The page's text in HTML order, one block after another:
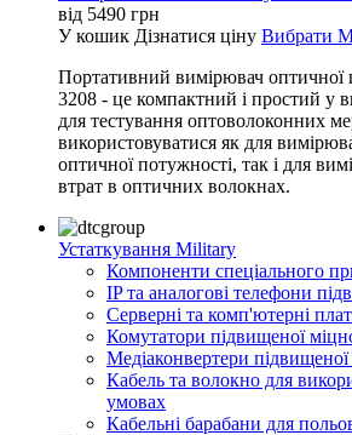
від 5490 грн
У кошик Дізнатися ціну Вибрати
Портативний вимірювач оптичної
3208 - це компактний і простий у
для тестування оптоволоконних
використовуватися як для
оптичної потужності, так і для
втрат в оптичних волокнах.
Устаткування Military
Компоненти спеціального
IP та аналогові телефони
Серверні та комп'ютерні
Комутатори підвищеної
Медіаконвертери підвищеної
Кабель та волокно для
умовах
Кабельні барабани для